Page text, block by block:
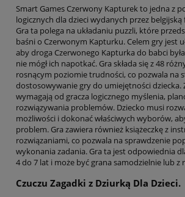
Smart Games Czerwony Kapturek to jedna z
logicznych dla dzieci wydanych przez
Gra ta polega na układaniu puzzli, które
baśni o Czerwonym Kapturku. Celem gry jest
aby droga Czerwonego Kapturka do babci
nie mógł ich napotkać. Gra składa się z 48
rosnącym poziomie trudności, co pozwala na
dostosowywanie gry do umiejętności dziecka.
wymagają od gracza logicznego myślenia,
rozwiązywania problemów. Dziecko musi
możliwości i dokonać właściwych wyborów,
problem. Gra zawiera również książeczkę z
rozwiązaniami, co pozwala na sprawdzenie
wykonania zadania. Gra ta jest odpowiednia
4 do 7 lat i może być grana samodzielnie lub z
Czuczu Zagadki z Dziurką Dla Dzieci.